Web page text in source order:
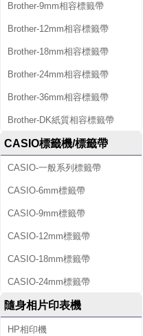
Brother-9mm相容標籤帶
Brother-12mm相容標籤帶
Brother-18mm相容標籤帶
Brother-24mm相容標籤帶
Brother-36mm相容標籤帶
Brother-DK紙質相容標籤帶
CASIO標籤機/標籤帶
CASIO-一般系列標籤帶
CASIO-6mm標籤帶
CASIO-9mm標籤帶
CASIO-12mm標籤帶
CASIO-18mm標籤帶
CASIO-24mm標籤帶
隨身相片印表機
HP相印機